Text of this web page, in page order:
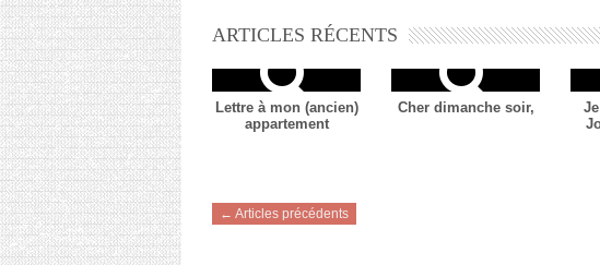
ARTICLES RÉCENTS
Lettre à mon (ancien)
appartement
Cher dimanche soir,
← Articles précédents